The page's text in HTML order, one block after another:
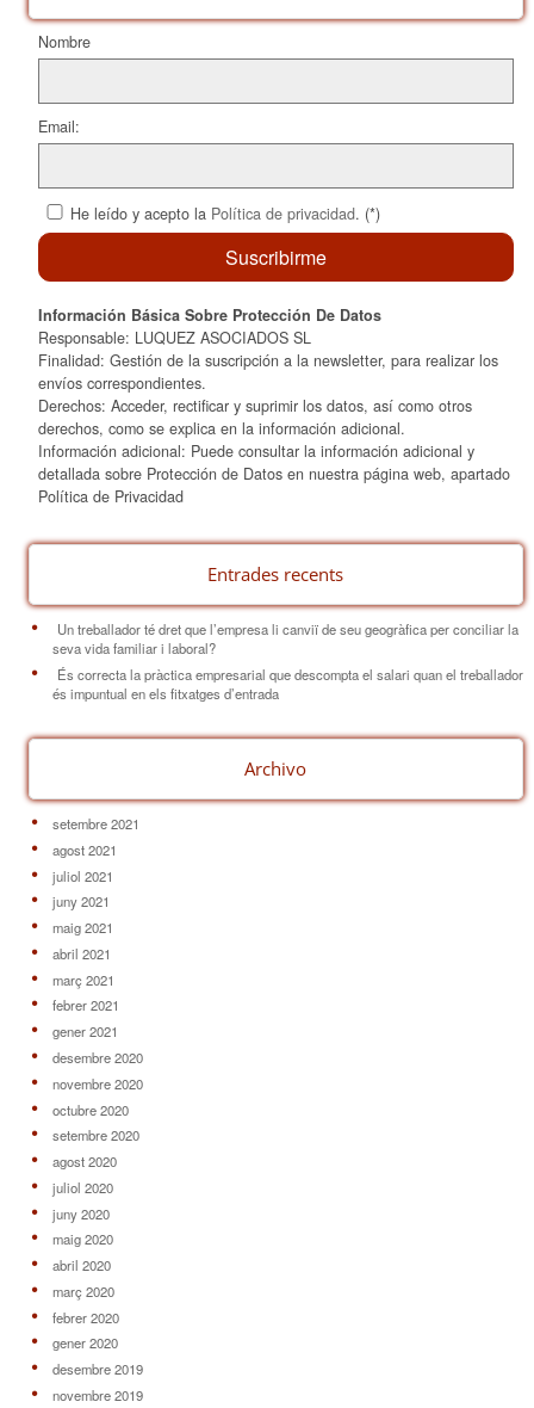
k
Nombre
Email:
He leído y acepto la Política de privacidad. (*)
Información Básica Sobre Protección De Datos
Responsable: LUQUEZ ASOCIADOS SL
Finalidad: Gestión de la suscripción a la newsletter, para realizar los
envíos correspondientes.
Derechos: Acceder, rectificar y suprimir los datos, así como otros
derechos, como se explica en la información adicional.
Información adicional: Puede consultar la información adicional y
detallada sobre Protección de Datos en nuestra página web, apartado
Política de Privacidad
Entrades recents
Un treballador té dret que l’empresa li canviï de seu geogràfica per conciliar la
seva vida familiar i laboral?
És correcta la pràctica empresarial que descompta el salari quan el treballador
és impuntual en els fitxatges d’entrada
Archivo
setembre 2021
agost 2021
juliol 2021
juny 2021
maig 2021
abril 2021
març 2021
febrer 2021
gener 2021
desembre 2020
novembre 2020
octubre 2020
setembre 2020
agost 2020
juliol 2020
juny 2020
maig 2020
abril 2020
març 2020
febrer 2020
gener 2020
desembre 2019
novembre 2019